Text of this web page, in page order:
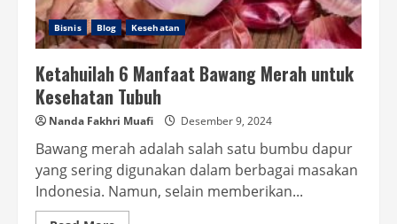
Bisnis Blog Kesehatan
Ketahuilah 6 Manfaat Bawang Merah untuk
Kesehatan Tubuh
Nanda Fakhri Muafi Desember 9, 2024
Bawang merah adalah salah satu bumbu dapur
yang sering digunakan dalam berbagai masakan
Indonesia. Namun, selain memberikan...